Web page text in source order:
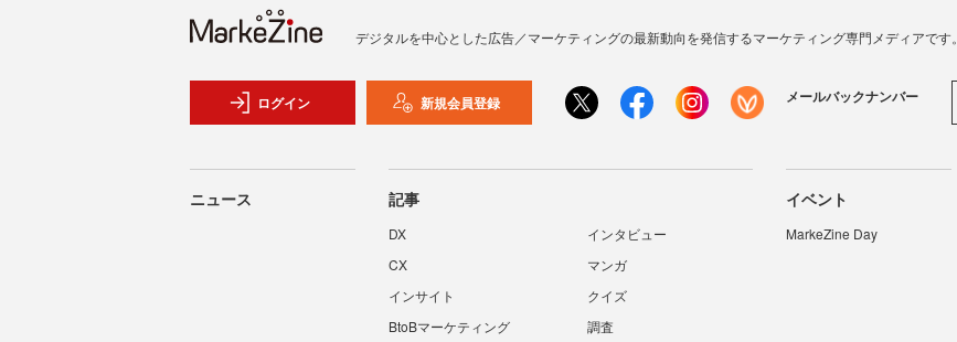
デジタルを中心とした広告／マーケティングの最新動向を発信するマーケティング専門メディアです。
ログイン 新規会員登録 メールバックナンバー
ニュース 記事
DX
インタビュー
CX
マンガ
インサイト
クイズ
BtoBマーケティング
調査
イベント
MarkeZine Day